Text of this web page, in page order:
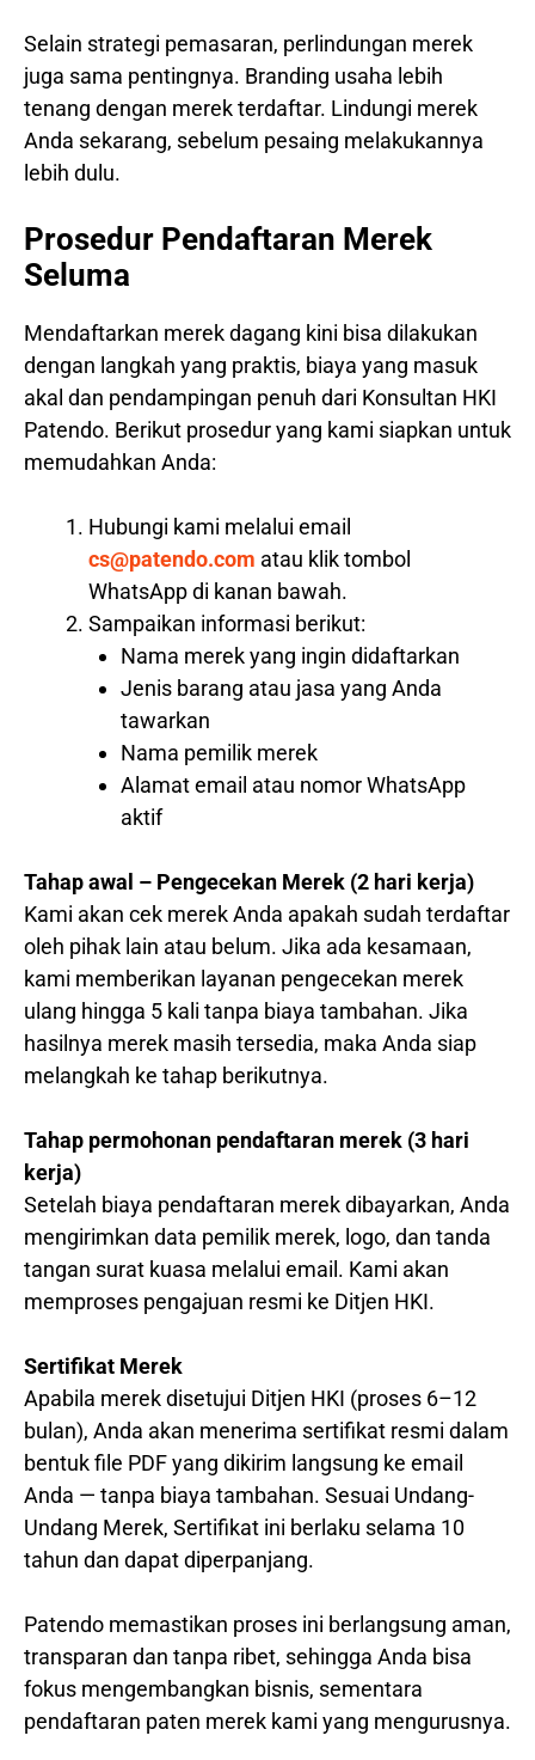
Selain strategi pemasaran, perlindungan merek
juga sama pentingnya. Branding usaha lebih
tenang dengan merek terdaftar. Lindungi merek
Anda sekarang, sebelum pesaing melakukannya
lebih dulu.
Prosedur Pendaftaran Merek
Seluma
Mendaftarkan merek dagang kini bisa dilakukan
dengan langkah yang praktis, biaya yang masuk
akal dan pendampingan penuh dari Konsultan HKI
Patendo. Berikut prosedur yang kami siapkan untuk
memudahkan Anda:
Hubungi kami melalui email
cs@patendo.com atau klik tombol
WhatsApp di kanan bawah.
Sampaikan informasi berikut:
Nama merek yang ingin didaftarkan
Jenis barang atau jasa yang Anda
tawarkan
Nama pemilik merek
Alamat email atau nomor WhatsApp
aktif
Tahap awal – Pengecekan Merek (2 hari kerja)
Kami akan cek merek Anda apakah sudah terdaftar
oleh pihak lain atau belum. Jika ada kesamaan,
kami memberikan layanan pengecekan merek
ulang hingga 5 kali tanpa biaya tambahan. Jika
hasilnya merek masih tersedia, maka Anda siap
melangkah ke tahap berikutnya.
Tahap permohonan pendaftaran merek (3 hari
kerja)
Setelah biaya pendaftaran merek dibayarkan, Anda
mengirimkan data pemilik merek, logo, dan tanda
tangan surat kuasa melalui email. Kami akan
memproses pengajuan resmi ke Ditjen HKI.
Sertifikat Merek
Apabila merek disetujui Ditjen HKI (proses 6–12
bulan), Anda akan menerima sertifikat resmi dalam
bentuk file PDF yang dikirim langsung ke email
Anda — tanpa biaya tambahan. Sesuai Undang-
Undang Merek, Sertifikat ini berlaku selama 10
tahun dan dapat diperpanjang.
Patendo memastikan proses ini berlangsung aman,
transparan dan tanpa ribet, sehingga Anda bisa
fokus mengembangkan bisnis, sementara
pendaftaran paten merek kami yang mengurusnya.